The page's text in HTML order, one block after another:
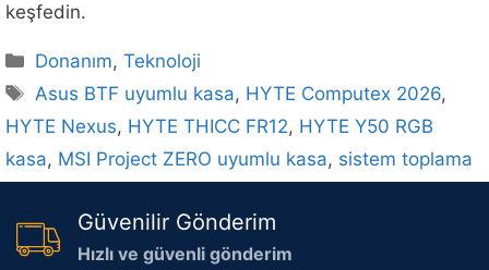
keşfedin.
Kategoriler
Donanım,Teknoloji
Etiketler
Asus BTF uyumlu kasa, HYTE Computex 2026,
HYTE Nexus, HYTE THICC FR12, HYTE Y50 RGB
kasa, MSI Project ZERO uyumlu kasa, sistem toplama
Güvenilir Gönderim
Hızlı ve güvenli gönderim